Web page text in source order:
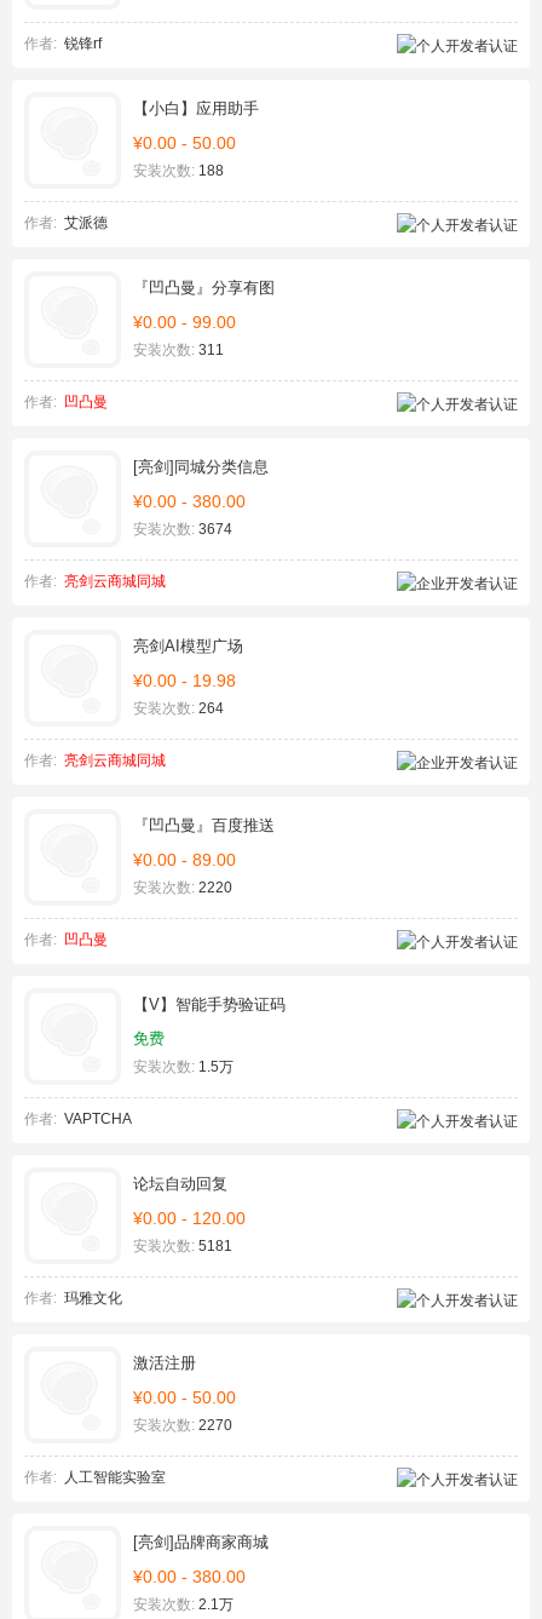
作者: 锐锋rf
【小白】应用助手
¥0.00 - 50.00
安装次数: 188
作者: 艾派德
『凹凸曼』分享有图
¥0.00 - 99.00
安装次数: 311
作者: 凹凸曼
[亮剑]同城分类信息
¥0.00 - 380.00
安装次数: 3674
作者: 亮剑云商城同城
亮剑AI模型广场
¥0.00 - 19.98
安装次数: 264
作者: 亮剑云商城同城
『凹凸曼』百度推送
¥0.00 - 89.00
安装次数: 2220
作者: 凹凸曼
【V】智能手势验证码
免费
安装次数: 1.5万
作者: VAPTCHA
论坛自动回复
¥0.00 - 120.00
安装次数: 5181
作者: 玛雅文化
激活注册
¥0.00 - 50.00
安装次数: 2270
作者: 人工智能实验室
[亮剑]品牌商家商城
¥0.00 - 380.00
安装次数: 2.1万